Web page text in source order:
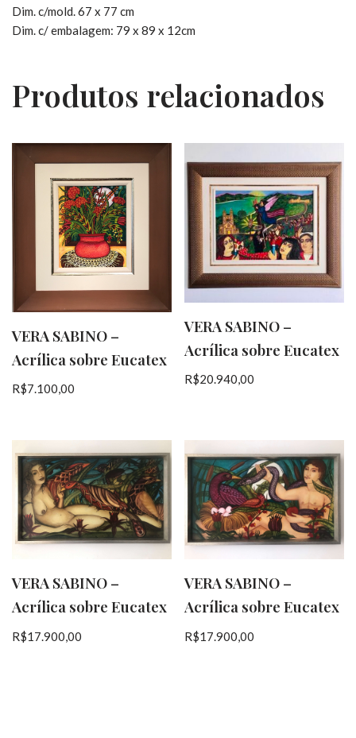
Dim. c/mold. 67 x 77 cm
Dim. c/ embalagem: 79 x 89 x 12cm
Produtos relacionados
VERA SABINO –
Acrílica sobre Eucatex
R$7.100,00
VERA SABINO –
Acrílica sobre Eucatex
R$20.940,00
VERA SABINO –
Acrílica sobre Eucatex
R$17.900,00
VERA SABINO –
Acrílica sobre Eucatex
R$17.900,00